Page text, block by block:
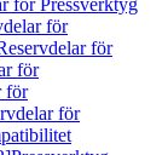
för Pressverktyg
för
för
för
för
för